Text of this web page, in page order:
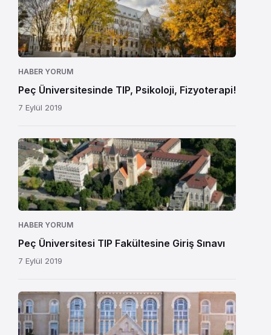
HABER YORUM
Peç Üniversitesinde TIP, Psikoloji, Fizyoterapi!
7 Eylül 2019
HABER YORUM
Peç Üniversitesi TIP Fakültesine Giriş Sınavı
7 Eylül 2019